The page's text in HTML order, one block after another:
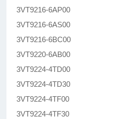
3VT9216-6AP00
3VT9216-6AS00
3VT9216-6BC00
3VT9220-6AB00
3VT9224-4TD00
3VT9224-4TD30
3VT9224-4TF00
3VT9224-4TF30